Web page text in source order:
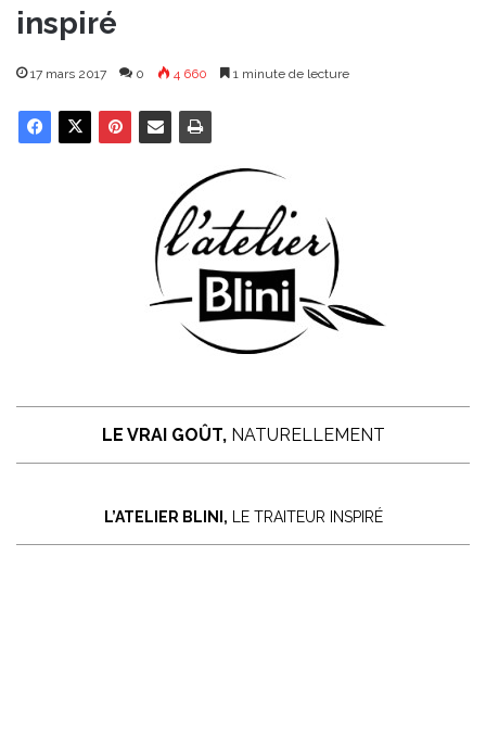
inspiré
17 mars 2017 0 4 660 1 minute de lecture
LE VRAI GOÛT,NATURELLEMENT
L’ATELIER BLINI, LE TRAITEUR INSPIRÉ